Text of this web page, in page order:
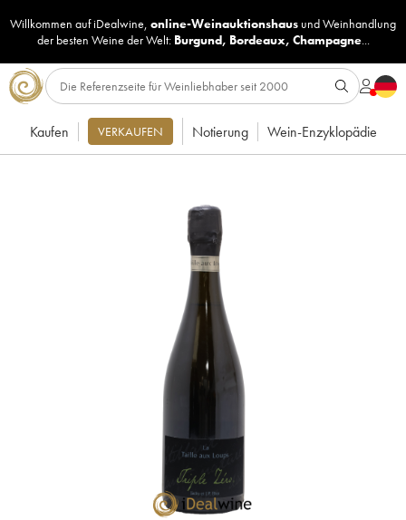
Willkommen auf iDealwine, online-Weinauktionshaus undWeinhandlung
der besten Weine der Welt: Burgund, Bordeaux, Champagne...
Kaufen VERKAUFEN Notierung Wein-Enzyklopädie